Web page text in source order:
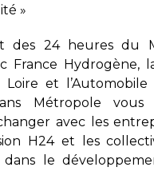
»
des 24 heures du
France Hydrogène,
Loire et
Métropole
avec les
H24 et les
dans le